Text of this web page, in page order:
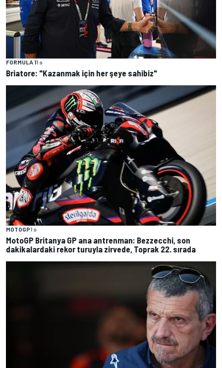
FORMULA 11 s
Briatore: "Kazanmak için her şeye sahibiz"
MOTOGP1 s
MotoGP Britanya GP ana antrenman: Bezzecchi, son
dakikalardaki rekor turuyla zirvede, Toprak 22. sırada